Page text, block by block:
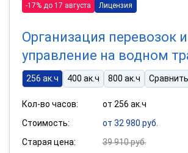
-17% до 17 августа Лицензия
Организация перевозок и
управление на водном
256 ак.ч 400 ак.ч 800 ак.ч Сравнить
Кол-во часов:
от 256 ак.ч
Стоимость:
от 32 980 руб.
Старая цена:
39 910 руб.